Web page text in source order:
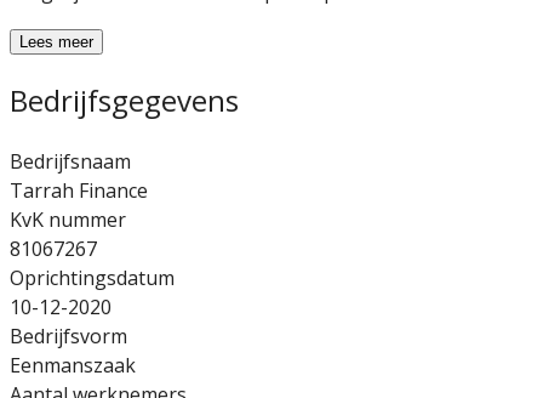
Lees meer
Bedrijfsgegevens
Bedrijfsnaam
Tarrah Finance
KvK nummer
81067267
Oprichtingsdatum
10-12-2020
Bedrijfsvorm
Eenmanszaak